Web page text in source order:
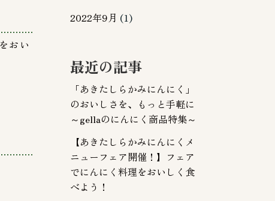
おい
2022年9月 (1)
最近の記事
「あきたしらかみにんにく」
のおいしさを、もっと手軽に
～gellaのにんにく商品特集～
【あきたしらかみにんにくメ
ニューフェア開催！】フェア
でにんにく料理をおいしく食
べよう！